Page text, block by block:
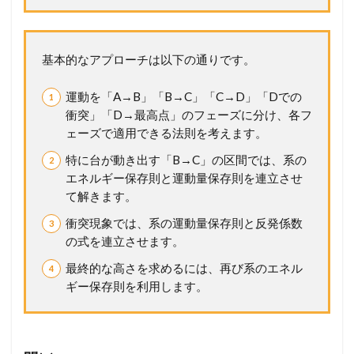
来
の
点
へ
！
完
全
ス
タ
ー
座
問
題
3
基本的なアプローチは以下の通りです。
運動を「A→B」「B→C」「C→D」「Dでの
衝突」「D→最高点」のフェーズに分け、各フ
ェーズで適用できる法則を考えます。
特に台が動き出す「B→C」の区間では、系の
エネルギー保存則と運動量保存則を連立させ
て解きます。
衝突現象では、系の運動量保存則と反発係数
の式を連立させます。
最終的な高さを求めるには、再び系のエネル
ギー保存則を利用します。